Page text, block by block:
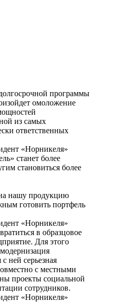
программы
омоложение
из самых
ответственных
«Норникеля»
станет более
становиться более
нашу продукцию
готовить портфель
«Норникеля»
в образцовое
Для этого
ней серьезная
с местными
проекты социальной
сотрудников.
«Норникеля»